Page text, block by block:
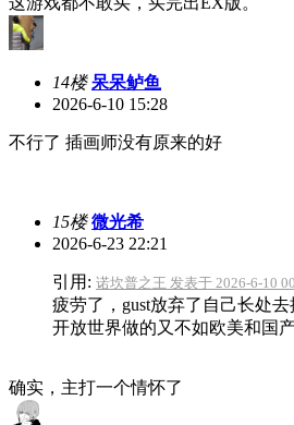
14楼 呆呆鲈鱼
2026-6-10 15:28
不行了 插画师没有原来的好
15楼 微光希
2026-6-23 22:21
引用: 诺坎普之王 发表于 2026-6-10
疲劳了，gust放弃了自己长处去
开放世界做的又不如欧美和国
确实，主打一个情怀了